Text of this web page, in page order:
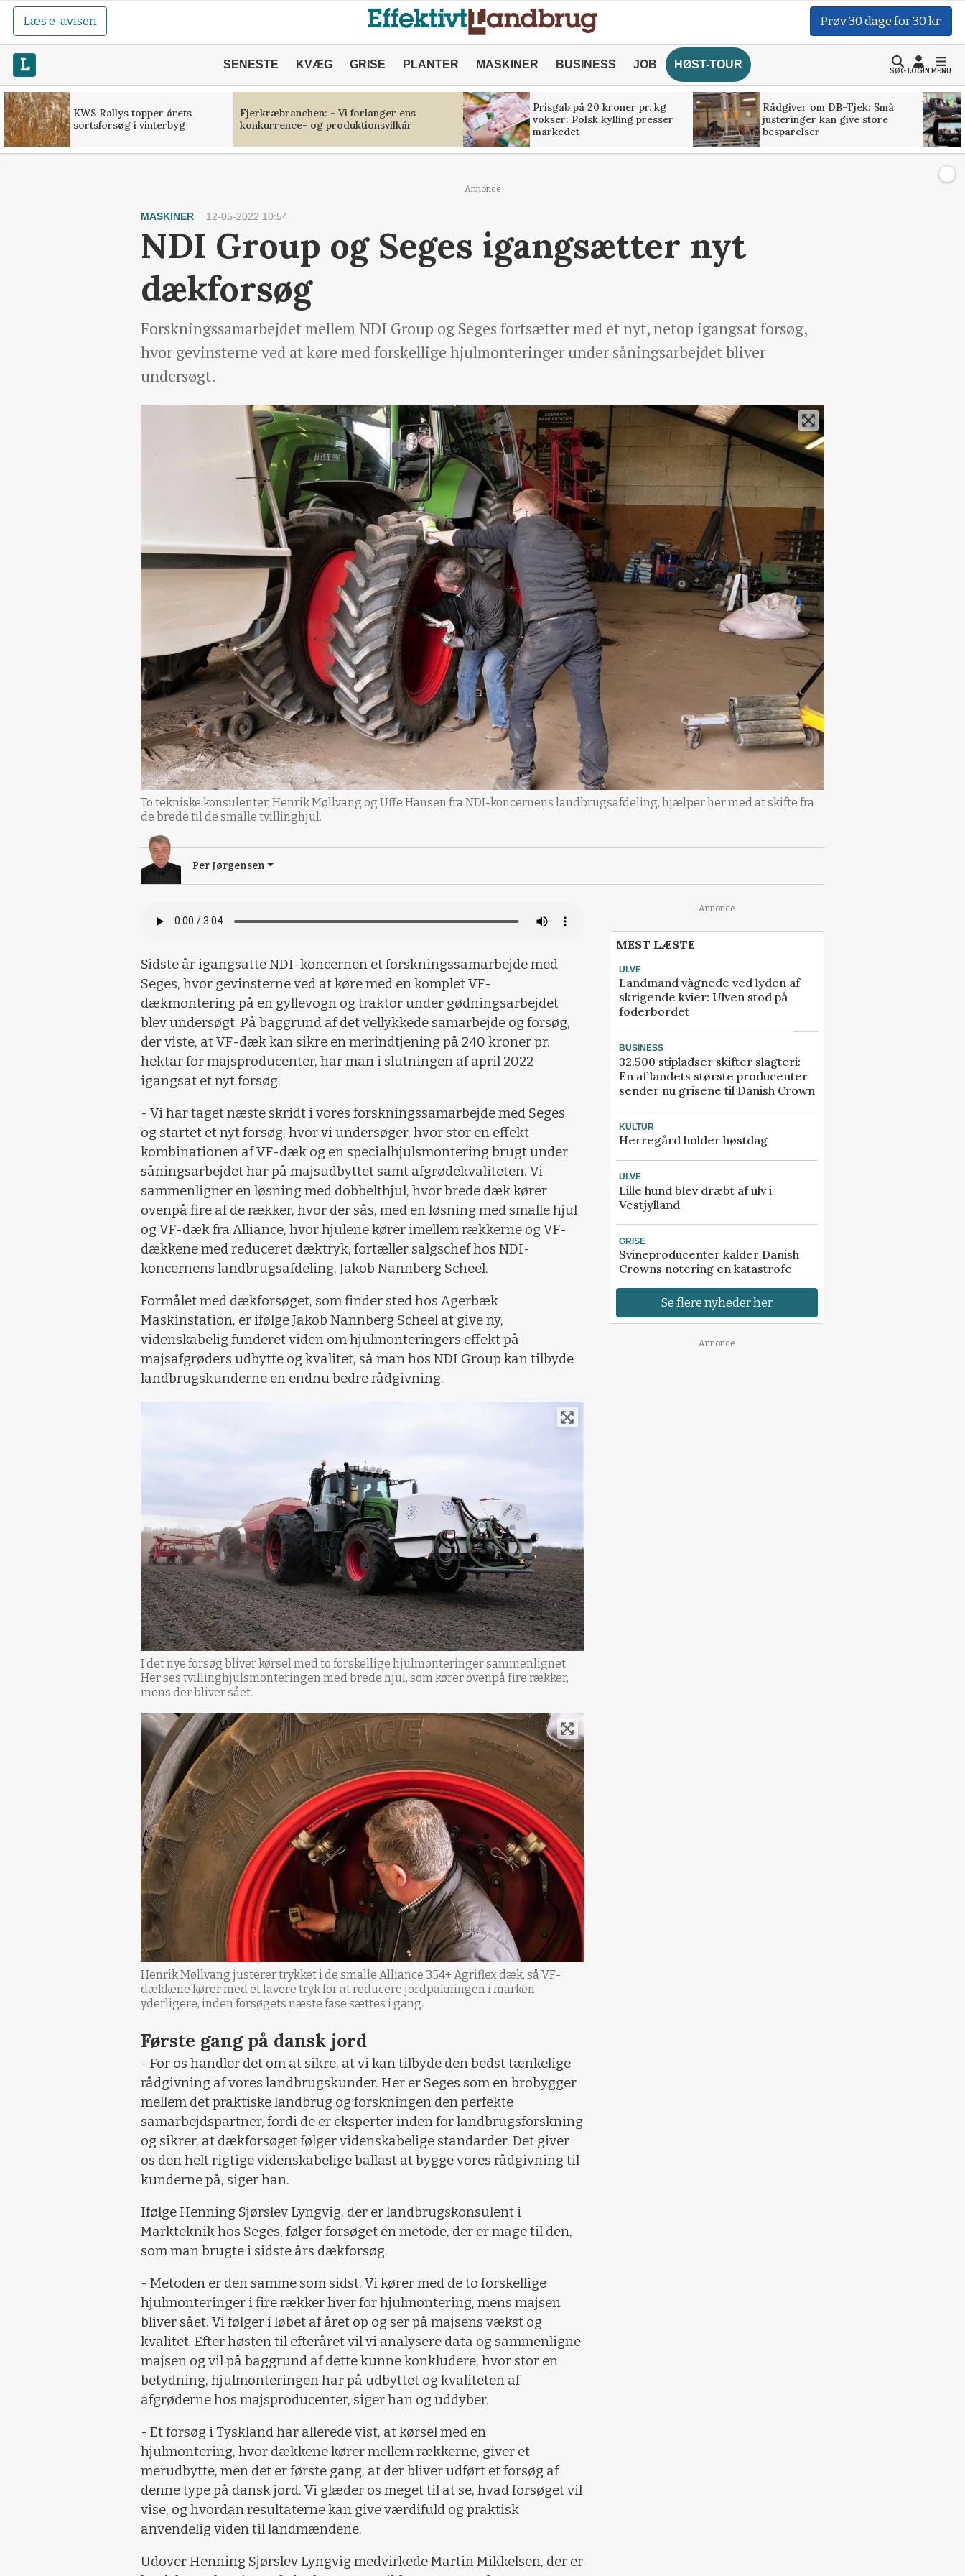
Læs e-avisen Prøv 30 dage for 30 kr.
SENESTE KVÆG GRISE PLANTER MASKINER BUSINESS JOB HØST-TOUR
SØGLOGINMENU
KWS Rallys topper årets
sortsforsøg i vinterbyg
Fjerkræbranchen: - Vi forlanger ens
konkurrence- og produktionsvilkår
Prisgab på 20 kroner pr. kg
vokser: Polsk kylling presser
markedet
Rådgiver om DB-Tjek: Små
justeringer kan give store
besparelser
Annonce
MASKINER 12-05-2022 10:54
NDI Group og Seges igangsætter nyt
dækforsøg
Forskningssamarbejdet mellem NDI Group og Seges fortsætter med et nyt, netop igangsat forsøg,
hvor gevinsterne ved at køre med forskellige hjulmonteringer under såningsarbejdet bliver
undersøgt.
To tekniske konsulenter, Henrik Møllvang og Uffe Hansen fra NDI-koncernens landbrugsafdeling, hjælper her med at skifte fra
de brede til de smalle tvillinghjul.
Per Jørgensen
Sidste år igangsatte NDI-koncernen et forskningssamarbejde med
Seges, hvor gevinsterne ved at køre med en komplet VF-
dækmontering på en gyllevogn og traktor under gødningsarbejdet
blev undersøgt. På baggrund af det vellykkede samarbejde og forsøg,
der viste, at VF-dæk kan sikre en merindtjening på 240 kroner pr.
hektar for majsproducenter, har man i slutningen af april 2022
igangsat et nyt forsøg.
- Vi har taget næste skridt i vores forskningssamarbejde med Seges
og startet et nyt forsøg, hvor vi undersøger, hvor stor en effekt
kombinationen af VF-dæk og en specialhjulsmontering brugt under
såningsarbejdet har på majsudbyttet samt afgrødekvaliteten. Vi
sammenligner en løsning med dobbelthjul, hvor brede dæk kører
ovenpå fire af de rækker, hvor der sås, med en løsning med smalle hjul
og VF-dæk fra Alliance, hvor hjulene kører imellem rækkerne og VF-
dækkene med reduceret dæktryk, fortæller salgschef hos NDI-
koncernens landbrugsafdeling, Jakob Nannberg Scheel.
Formålet med dækforsøget, som finder sted hos Agerbæk
Maskinstation, er ifølge Jakob Nannberg Scheel at give ny,
videnskabelig funderet viden om hjulmonteringers effekt på
majsafgrøders udbytte og kvalitet, så man hos NDI Group kan tilbyde
landbrugskunderne en endnu bedre rådgivning.
I det nye forsøg bliver kørsel med to forskellige hjulmonteringer sammenlignet.
Her ses tvillinghjulsmonteringen med brede hjul, som kører ovenpå fire rækker,
mens der bliver sået.
Henrik Møllvang justerer trykket i de smalle Alliance 354+ Agriflex dæk, så VF-
dækkene kører med et lavere tryk for at reducere jordpakningen i marken
yderligere, inden forsøgets næste fase sættes i gang.
Første gang på dansk jord
- For os handler det om at sikre, at vi kan tilbyde den bedst tænkelige
rådgivning af vores landbrugskunder. Her er Seges som en brobygger
mellem det praktiske landbrug og forskningen den perfekte
samarbejdspartner, fordi de er eksperter inden for landbrugsforskning
og sikrer, at dækforsøget følger videnskabelige standarder. Det giver
os den helt rigtige videnskabelige ballast at bygge vores rådgivning til
kunderne på, siger han.
Ifølge Henning Sjørslev Lyngvig, der er landbrugskonsulent i
Markteknik hos Seges, følger forsøget en metode, der er mage til den,
som man brugte i sidste års dækforsøg.
- Metoden er den samme som sidst. Vi kører med de to forskellige
hjulmonteringer i fire rækker hver for hjulmontering, mens majsen
bliver sået. Vi følger i løbet af året op og ser på majsens vækst og
kvalitet. Efter høsten til efteråret vil vi analysere data og sammenligne
majsen og vil på baggrund af dette kunne konkludere, hvor stor en
betydning, hjulmonteringen har på udbyttet og kvaliteten af
afgrøderne hos majsproducenter, siger han og uddyber.
- Et forsøg i Tyskland har allerede vist, at kørsel med en
hjulmontering, hvor dækkene kører mellem rækkerne, giver et
merudbytte, men det er første gang, at der bliver udført et forsøg af
denne type på dansk jord. Vi glæder os meget til at se, hvad forsøget vil
vise, og hvordan resultaterne kan give værdifuld og praktisk
anvendelig viden til landmændene.
Udover Henning Sjørslev Lyngvig medvirkede Martin Mikkelsen, der er
Annonce
MEST LÆSTE
ULVE
Landmand vågnede ved lyden af
skrigende kvier: Ulven stod på
foderbordet
BUSINESS
32.500 stipladser skifter slagteri:
En af landets største producenter
sender nu grisene til Danish Crown
KULTUR
Herregård holder høstdag
ULVE
Lille hund blev dræbt af ulv i
Vestjylland
GRISE
Svineproducenter kalder Danish
Crowns notering en katastrofe
Se flere nyheder her
Annonce